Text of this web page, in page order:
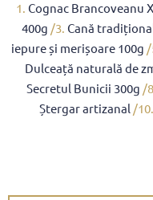
1. Cognac Brancoveanu
400g /3. Cană
iepure și merișoare 100g
Dulceață naturală de
Secretul Bunicii 300g /
Ștergar artizanal /10.